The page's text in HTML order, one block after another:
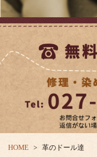
HOME 革のドール達